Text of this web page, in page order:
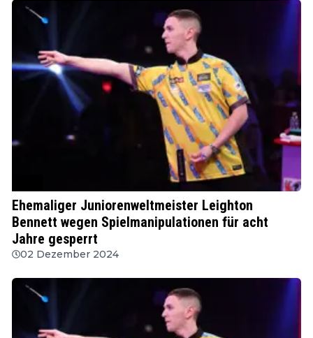
Ehemaliger Juniorenweltmeister Leighton
Bennett wegen Spielmanipulationen für acht
Jahre gesperrt
02 Dezember 2024